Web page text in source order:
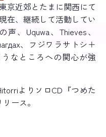
京近郊とたまに関西にて
在、継続して活動してい
、Uquwa、Thieves、
、フジワラサトシ＋
なところへの関心が強
よりソロCD『つめた
ース。